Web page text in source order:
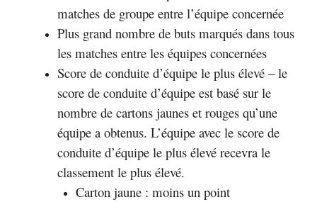
matches de groupe entre l’équipe concernée
Plus grand nombre de buts marqués dans tous
les matches entre les équipes concernées
Score de conduite d’équipe le plus élevé – le
score de conduite d’équipe est basé sur le
nombre de cartons jaunes et rouges qu’une
équipe a obtenus. L’équipe avec le score de
conduite d’équipe le plus élevé recevra le
classement le plus élevé.
Carton jaune : moins un point